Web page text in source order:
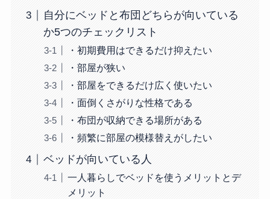
自分にベッドと布団どちらが向いている
か5つのチェックリスト
・初期費用はできるだけ抑えたい
・部屋が狭い
・部屋をできるだけ広く使いたい
・面倒くさがりな性格である
・布団が収納できる場所がある
・頻繁に部屋の模様替えがしたい
ベッドが向いている人
一人暮らしでベッドを使うメリットとデ
メリット